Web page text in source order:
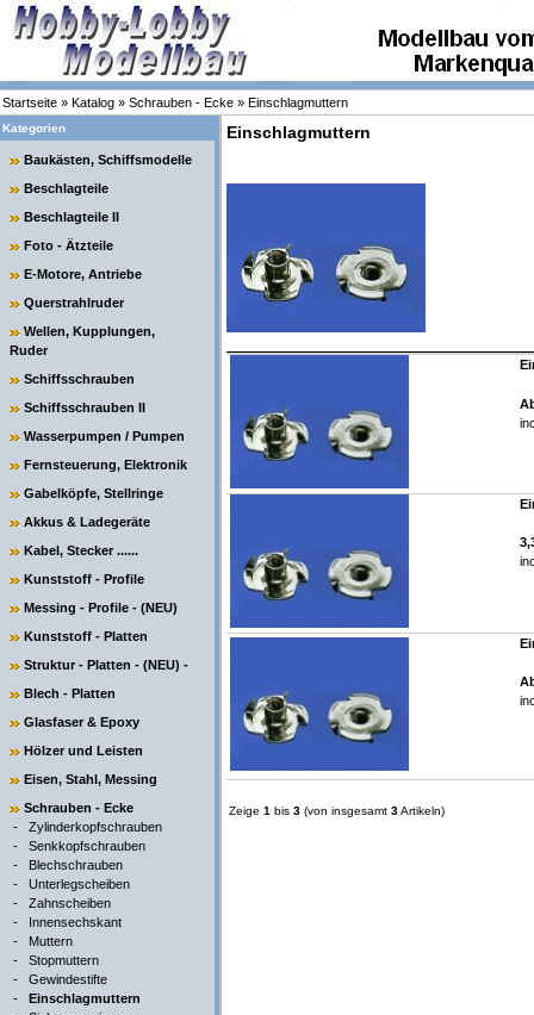
Startseite » Katalog » Schrauben - Ecke » Einschlagmuttern
Kategorien
Baukästen, Schiffsmodelle
Beschlagteile
Beschlagteile II
Foto - Ätzteile
E-Motore, Antriebe
Querstrahlruder
Wellen, Kupplungen,
Ruder
Schiffsschrauben
Schiffsschrauben II
Wasserpumpen / Pumpen
Fernsteuerung, Elektronik
Gabelköpfe, Stellringe
Akkus & Ladegeräte
Kabel, Stecker ......
Kunststoff - Profile
Messing - Profile - (NEU)
Kunststoff - Platten
Struktur - Platten - (NEU) -
Blech - Platten
Glasfaser & Epoxy
Hölzer und Leisten
Eisen, Stahl, Messing
Schrauben - Ecke
- Zylinderkopfschrauben
- Senkkopfschrauben
- Blechschrauben
- Unterlegscheiben
- Zahnscheiben
- Innensechskant
- Muttern
- Stopmuttern
- Gewindestifte
- Einschlagmuttern
Einschlagmuttern
Zeige 1 bis 3 (von insgesamt 3Artikeln)